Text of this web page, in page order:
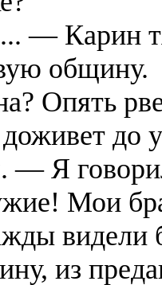
— Карин
общину.
Опять
до
— Я
Мои
видели
из